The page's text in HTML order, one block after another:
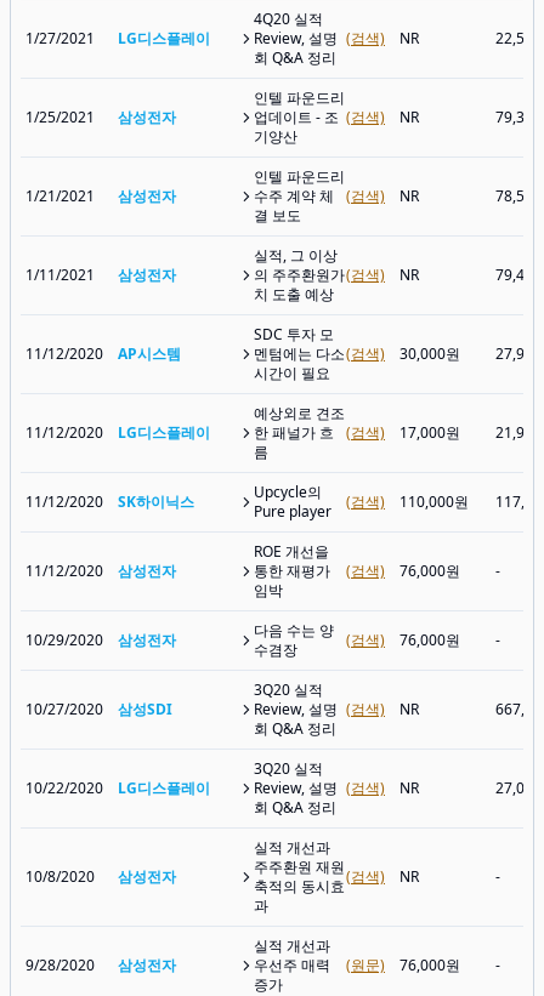
1/27/2021 LG디스플레이
4Q20 실적
Review, 설명
회 Q&A 정리
(검색) NR
1/25/2021 삼성전자
인텔 파운드리
업데이트 - 조
기양산
(검색) NR
1/21/2021 삼성전자
인텔 파운드리
수주 계약 체
결 보도
(검색) NR
1/11/2021 삼성전자
실적, 그 이상
의 주주환원가
치 도출 예상
(검색) NR
11/12/2020 AP시스템
SDC 투자 모
멘텀에는 다소
시간이 필요
(검색) 30,000원
11/12/2020 LG디스플레이
예상외로 견조
한 패널가 흐
름
(검색) 17,000원
11/12/2020 SK하이닉스
Upcycle의
Pure player
(검색) 110,000원
11/12/2020 삼성전자
ROE 개선을
통한 재평가
임박
(검색) 76,000원 -
10/29/2020 삼성전자
다음 수는 양
수겸장
(검색) 76,000원 -
10/27/2020 삼성SDI
3Q20 실적
Review, 설명
회 Q&A 정리
(검색) NR
10/22/2020 LG디스플레이
3Q20 실적
Review, 설명
회 Q&A 정리
(검색) NR
10/8/2020 삼성전자
실적 개선과
주주환원 재원
축적의 동시효
과
(검색) NR -
9/28/2020 삼성전자
실적 개선과
우선주 매력
증가
(원문) 76,000원 -